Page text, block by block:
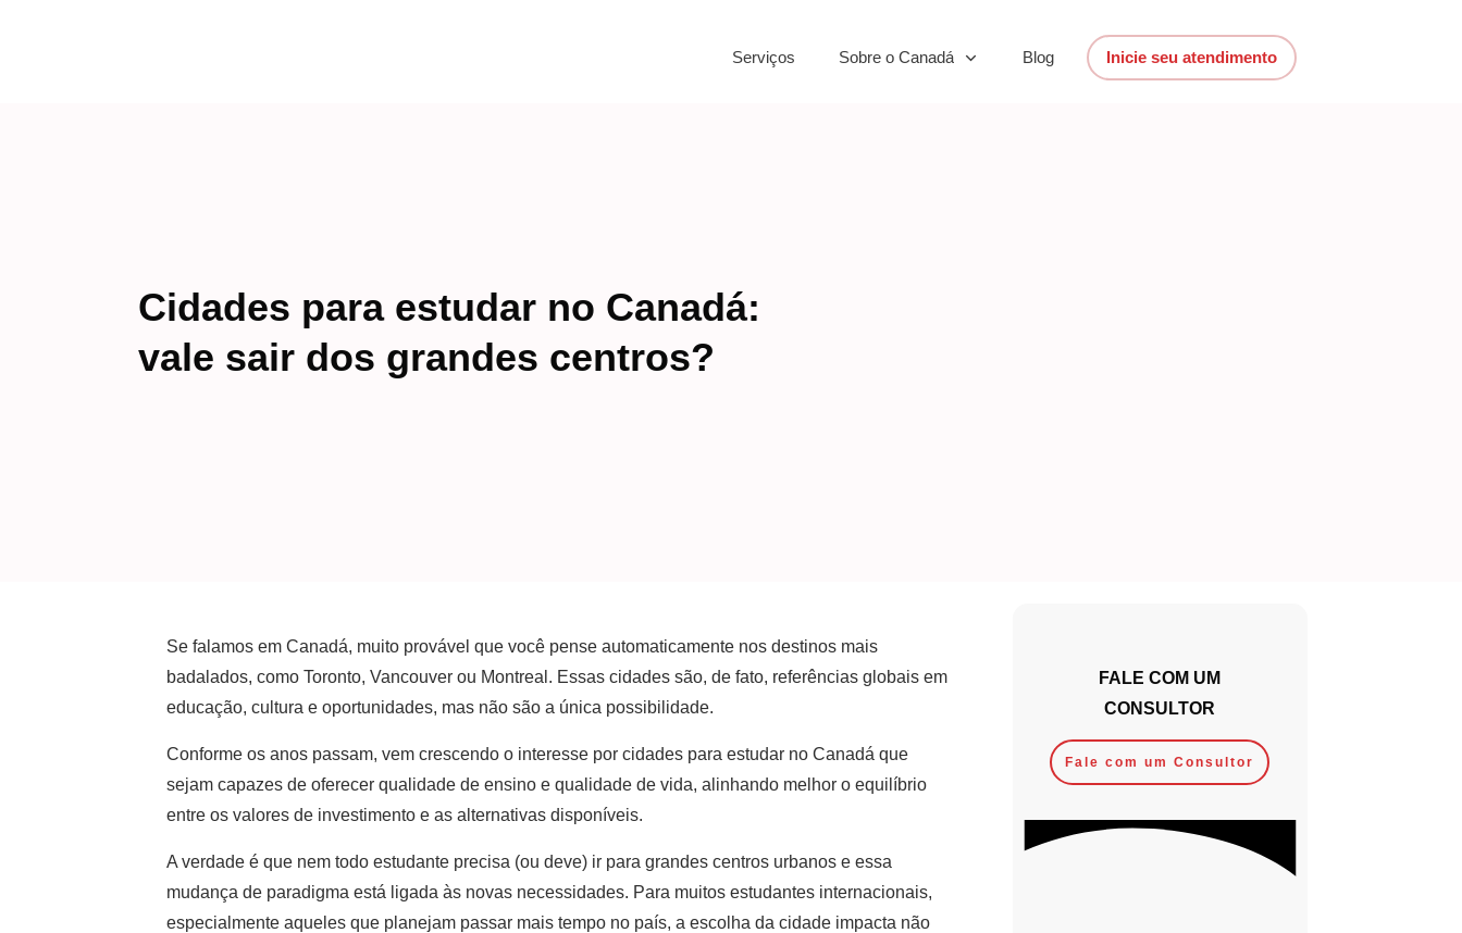
Serviços Sobre o Canadá Blog Inicie seu atendimento
Cidades para estudar no Canadá:
vale sair dos grandes centros?
Se falamos em Canadá, muito provável que você pense automaticamente nos destinos mais
badalados, como Toronto, Vancouver ou Montreal. Essas cidades são, de fato, referências globais em
educação, cultura e oportunidades, mas não são a única possibilidade.
Conforme os anos passam, vem crescendo o interesse por cidades para estudar no Canadá que
sejam capazes de oferecer qualidade de ensino e qualidade de vida, alinhando melhor o equilíbrio
entre os valores de investimento e as alternativas disponíveis.
A verdade é que nem todo estudante precisa (ou deve) ir para grandes centros urbanos e essa
mudança de paradigma está ligada às novas necessidades. Para muitos estudantes internacionais,
especialmente aqueles que planejam passar mais tempo no país, a escolha da cidade impacta não
FALE COM UM
CONSULTOR
Fale com um Consultor